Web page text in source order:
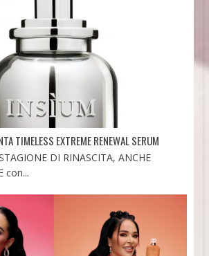
TIMELESS EXTREME RENEWAL SERUM
DI RINASCITA, ANCHE
con...